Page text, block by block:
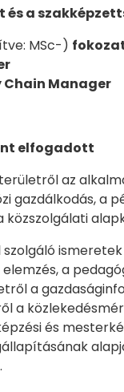
és a
MSc-)
Chain Manager
elfogadott
az
gazdálkodás, a
a
a
és